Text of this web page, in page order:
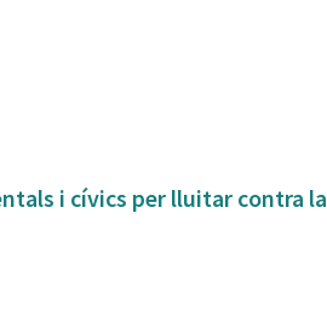
i cívics per lluitar contra la